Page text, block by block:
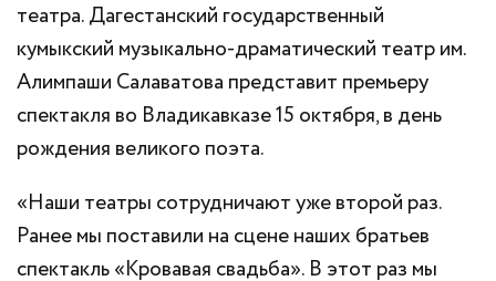
театра. Дагестанский государственный
кумыкский музыкально-драматический театр им.
Алимпаши Салаватова представит премьеру
спектакля во Владикавказе 15 октября, в день
рождения великого поэта.
«Наши театры сотрудничают уже второй раз.
Ранее мы поставили на сцене наших братьев
спектакль «Кровавая свадьба». В этот раз мы